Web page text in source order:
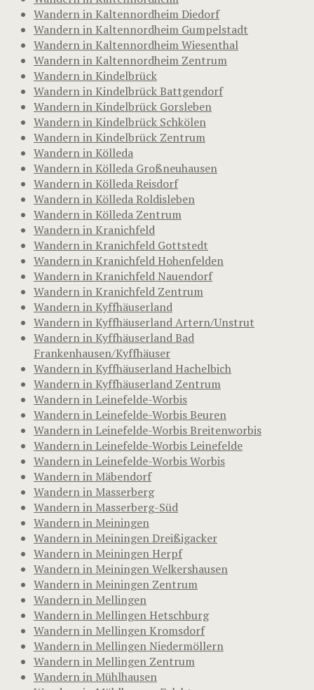
Wandern in Kaltennordheim Diedorf
Wandern in Kaltennordheim Gumpelstadt
Wandern in Kaltennordheim Wiesenthal
Wandern in Kaltennordheim Zentrum
Wandern in Kindelbrück
Wandern in Kindelbrück Battgendorf
Wandern in Kindelbrück Gorsleben
Wandern in Kindelbrück Schkölen
Wandern in Kindelbrück Zentrum
Wandern in Kölleda
Wandern in Kölleda Großneuhausen
Wandern in Kölleda Reisdorf
Wandern in Kölleda Roldisleben
Wandern in Kölleda Zentrum
Wandern in Kranichfeld
Wandern in Kranichfeld Gottstedt
Wandern in Kranichfeld Hohenfelden
Wandern in Kranichfeld Nauendorf
Wandern in Kranichfeld Zentrum
Wandern in Kyffhäuserland
Wandern in Kyffhäuserland Artern/Unstrut
Wandern in Kyffhäuserland Bad
Frankenhausen/Kyffhäuser
Wandern in Kyffhäuserland Hachelbich
Wandern in Kyffhäuserland Zentrum
Wandern in Leinefelde-Worbis
Wandern in Leinefelde-Worbis Beuren
Wandern in Leinefelde-Worbis Breitenworbis
Wandern in Leinefelde-Worbis Leinefelde
Wandern in Leinefelde-Worbis Worbis
Wandern in Mäbendorf
Wandern in Masserberg
Wandern in Masserberg-Süd
Wandern in Meiningen
Wandern in Meiningen Dreißigacker
Wandern in Meiningen Herpf
Wandern in Meiningen Welkershausen
Wandern in Meiningen Zentrum
Wandern in Mellingen
Wandern in Mellingen Hetschburg
Wandern in Mellingen Kromsdorf
Wandern in Mellingen Niedermöllern
Wandern in Mellingen Zentrum
Wandern in Mühlhausen